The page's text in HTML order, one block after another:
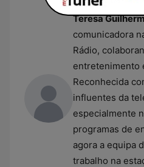
Teresa
Teresa
comunicadora
Rádio,
entretenimento
Reconhecida
influentes da
especialmente
programas de
agora a equipa
trabalho na